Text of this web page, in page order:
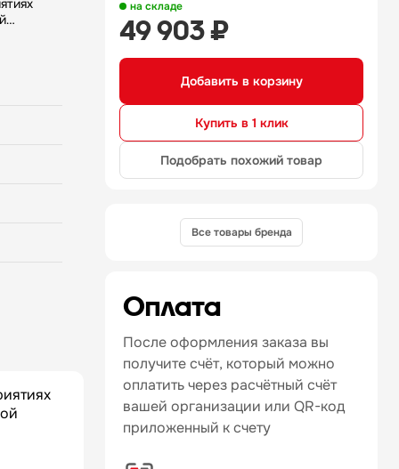
на
из
на складе
49 903 ₽
Добавить в корзину
Купить в 1 клик
Подобрать похожий товар
Все товары бренда
Оплата
После оформления заказа вы
получите счёт, который можно
оплатить через расчётный счёт
вашей организации или QR-код
приложенный к счету